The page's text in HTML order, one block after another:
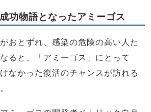
功物語となったアミーゴス
おとずれ、感染の危険の高い人た
ると、「アミーゴス」にとって
なかった復活のチャンスが訪れる